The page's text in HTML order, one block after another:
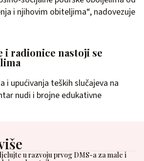
i njihovim obiteljima“, nadovezuje
i radionice nastoji se
i upućivanja teških slučajeva na
nudi i brojne edukativne
u razvoju prvog DMS-a za male i